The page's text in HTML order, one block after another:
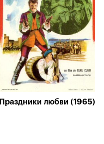
Праздники любви (1965)